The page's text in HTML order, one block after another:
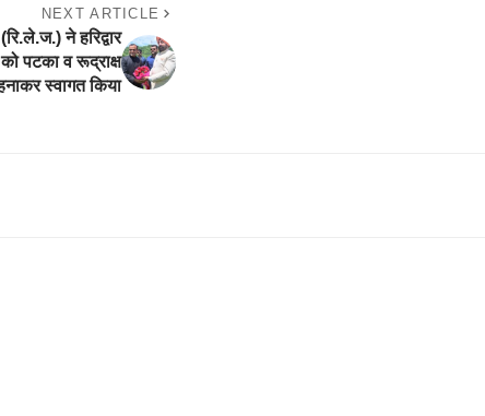
NEXT ARTICLE
ने हरिद्वार
पटका व रूद्राक्ष
स्वागत किया